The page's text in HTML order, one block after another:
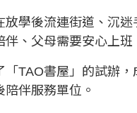
放學後流連街道、沉迷
、父母需要安心上班
「TAO書屋」的試辦，
伴服務單位。